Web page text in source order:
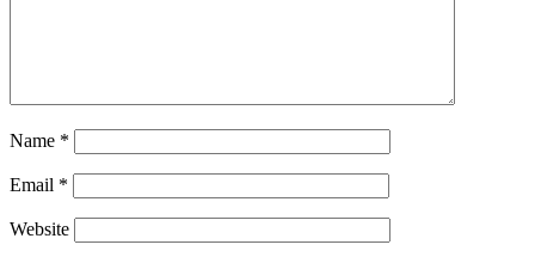
Name *
Email *
Website